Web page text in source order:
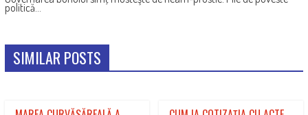
politică…
SIMILAR POSTS